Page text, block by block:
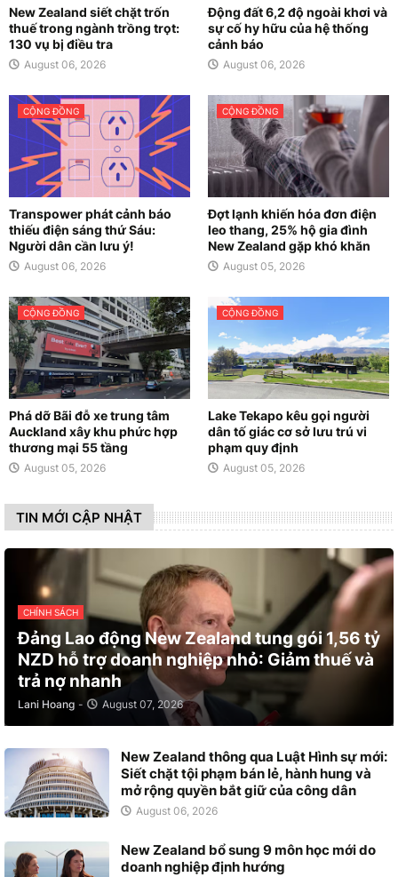
New Zealand siết chặt trốn
thuế trong ngành trồng trọt:
130 vụ bị điều tra
August 06, 2026
Động đất 6,2 độ ngoài khơi và
sự cố hy hữu của hệ thống
cảnh báo
August 06, 2026
CỘNG ĐỒNG
Transpower phát cảnh báo
thiếu điện sáng thứ Sáu:
Người dân cần lưu ý!
August 06, 2026
CỘNG ĐỒNG
Đợt lạnh khiến hóa đơn điện
leo thang, 25% hộ gia đình
New Zealand gặp khó khăn
August 05, 2026
CỘNG ĐỒNG
Phá dỡ Bãi đỗ xe trung tâm
Auckland xây khu phức hợp
thương mại 55 tầng
August 05, 2026
CỘNG ĐỒNG
Lake Tekapo kêu gọi người
dân tố giác cơ sở lưu trú vi
phạm quy định
August 05, 2026
TIN MỚI CẬP NHẬT
CHÍNH SÁCH
Đảng Lao động New Zealand tung gói 1,56 tỷ
NZD hỗ trợ doanh nghiệp nhỏ: Giảm thuế và
trả nợ nhanh
Lani Hoang - August 07, 2026
New Zealand thông qua Luật Hình sự mới:
Siết chặt tội phạm bán lẻ, hành hung và
mở rộng quyền bắt giữ của công dân
August 06, 2026
New Zealand bổ sung 9 môn học mới do
doanh nghiệp định hướng